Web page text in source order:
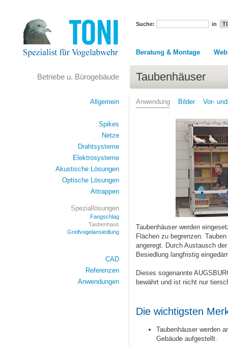
Suche: in
Beratung & Montage
Taubenhäuser
Anwendung Bilder Vor-
Taubenhäuser werden
Flächen zu begrenzen.
angeregt. Durch Austausch
Besiedlung langfristig
Dieses sogenannte
bewährt und ist nicht nur
Die wichtigsten
Taubenhäuser werden
Gebäude aufgestellt.
Betriebe u. Bürogebäude
Allgemein
Spikes
Netze
Drahtsysteme
Elektrosysteme
Akustische Lösungen
Optische Lösungen
Attrappen
Speziallösungen
Fangschlag
Taubenhaus
Greifvogelansiedlung
CAD
Referenzen
Anwendungen